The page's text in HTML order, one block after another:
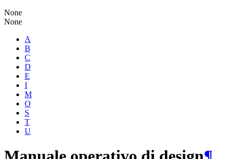
None
None
A
B
C
D
E
I
M
O
S
T
U